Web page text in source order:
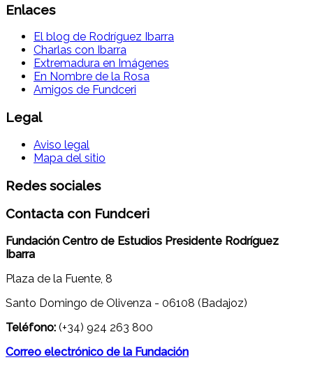
Enlaces
El blog de Rodríguez Ibarra
Charlas con Ibarra
Extremadura en Imágenes
En Nombre de la Rosa
Amigos de Fundceri
Legal
Aviso legal
Mapa del sitio
Redes sociales
Contacta con Fundceri
Fundación Centro de Estudios Presidente Rodríguez
Ibarra
Plaza de la Fuente, 8
Santo Domingo de Olivenza - 06108 (Badajoz)
Teléfono: (+34) 924 263 800
Correo electrónico de la Fundación